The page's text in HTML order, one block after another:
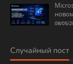
08/05/
Случайный пост